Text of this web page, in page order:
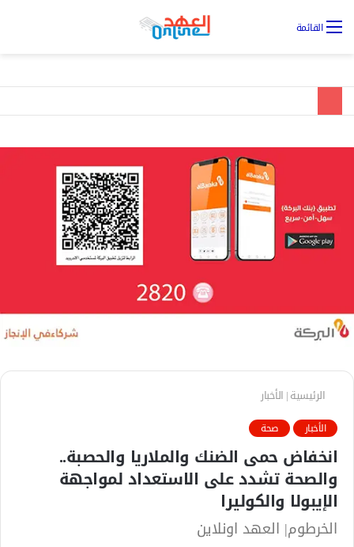
القائمة
الرئيسية| الأخبار
الأخبار صحة
انخفاض حمى الضنك والملاريا والحصبة..
والصحة تشدد على الاستعداد لمواجهة
الإيبولا والكوليرا
الخرطوم| العهد اونلاين